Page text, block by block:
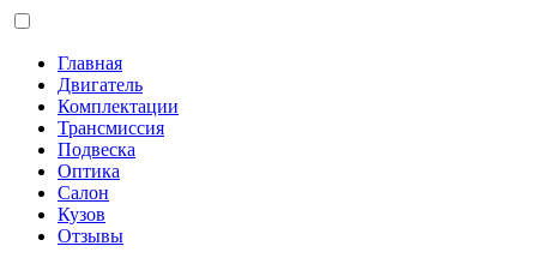
Главная
Двигатель
Комплектации
Трансмиссия
Подвеска
Оптика
Салон
Кузов
Отзывы